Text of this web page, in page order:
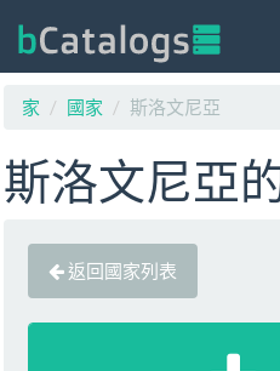
家
國家 斯洛文尼亞
斯洛文尼亞
返回國家列表